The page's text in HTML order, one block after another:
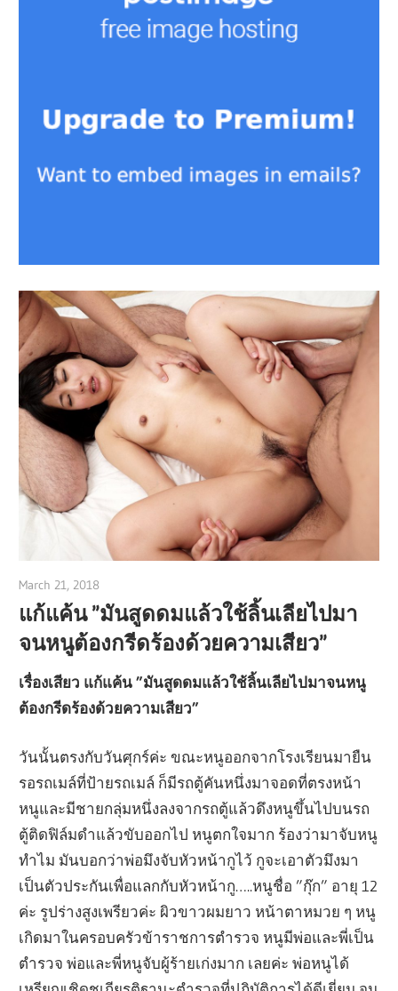
March 21, 2018
แก้แค้น ”มันสูดดมแล้วใช้ลิ้นเลียไปมา
จนหนูต้องกรีดร้องด้วยความเสียว”
เรื่องเสียว แก้แค้น ”มันสูดดมแล้วใช้ลิ้นเลียไปมาจนหนู
ต้องกรีดร้องด้วยความเสียว”
วันนั้นตรงกับวันศุกร์ค่ะ ขณะหนูออกจากโรงเรียนมายืน
รอรถเมล์ที่ป้ายรถเมล์ ก็มีรถตู้คันหนึ่งมาจอดที่ตรงหน้า
หนูและมีชายกลุ่มหนึ่งลงจากรถตู้แล้วดึงหนูขึ้นไปบนรถ
ตู้ติดฟิล์มดำแล้วขับออกไป หนูตกใจมาก ร้องว่ามาจับหนู
ทำไม มันบอกว่าพ่อมึงจับหัวหน้ากูไว้ กูจะเอาตัวมึงมา
เป็นตัวประกันเพื่อแลกกับหัวหน้ากู…..หนูชื่อ ”กุ๊ก” อายุ 12
ค่ะ รูปร่างสูงเพรียวค่ะ ผิวขาวผมยาว หน้าตาหมวย ๆ หนู
เกิดมาในครอบครัวข้าราชการตำรวจ หนูมีพ่อและพี่เป็น
ตำรวจ พ่อและพี่หนูจับผู้ร้ายเก่งมาก เลยค่ะ พ่อหนูได้